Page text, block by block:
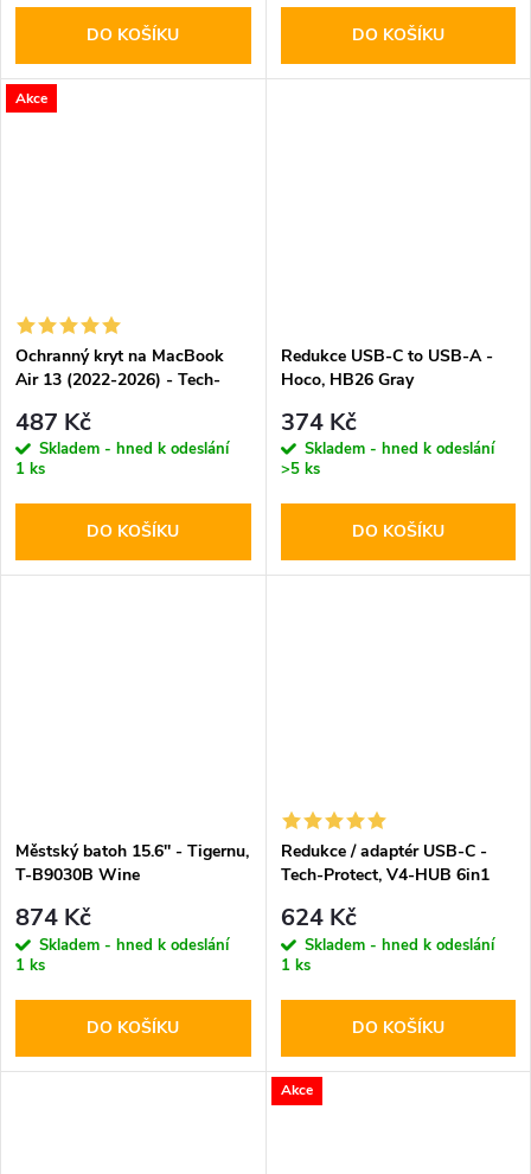
DO KOŠÍKU DO KOŠÍKU
Akce
Ochranný kryt na MacBook
Air 13 (2022-2026) - Tech-
Black
487 Kč
Skladem - hned k odeslání
1 ks
DO KOŠÍKU
Redukce USB-C to USB-A -
Hoco, HB26 Gray
374 Kč
Skladem - hned k odeslání
>5 ks
DO KOŠÍKU
Městský batoh 15.6'' - Tigernu,
T-B9030B Wine
874 Kč
Skladem - hned k odeslání
1 ks
DO KOŠÍKU
Redukce / adaptér USB-C -
Tech-Protect, V4-HUB 6in1
624 Kč
Skladem - hned k odeslání
1 ks
DO KOŠÍKU
Akce